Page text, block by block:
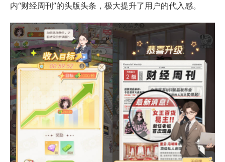
内“财经周刊”的头版头条，极大提升了用户的代入感。